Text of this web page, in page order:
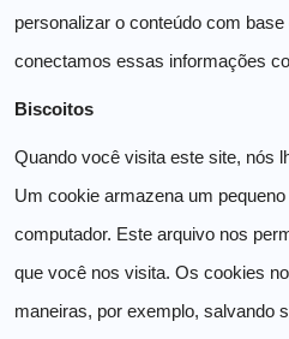
personalizar o conteúdo com
conectamos essas informações
Biscoitos
Quando você visita este site, nós
Um cookie armazena um
computador. Este arquivo nos
que você nos visita. Os cookies
maneiras, por exemplo, salvando